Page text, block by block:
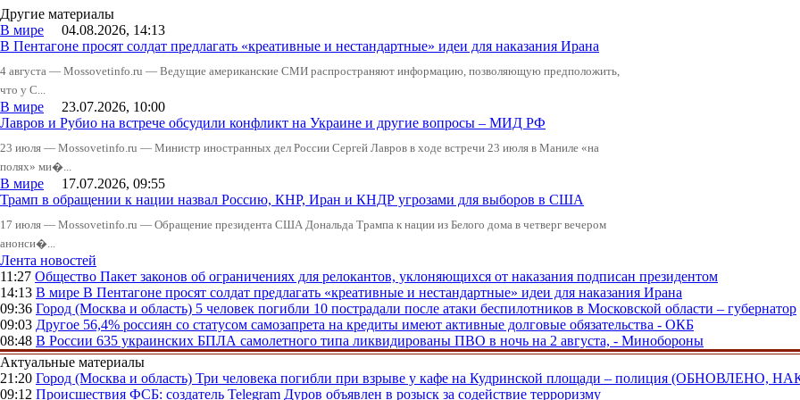
Другие материалы
В мире 04.08.2026, 14:13
В Пентагоне просят солдат предлагать «креативные и нестандартные» идеи для наказания Ирана
4 августа — Mossovetinfo.ru — Ведущие американские СМИ распространяют информацию, позволяющую предположить,
что у С...
В мире 23.07.2026, 10:00
Лавров и Рубио на встрече обсудили конфликт на Украине и другие вопросы – МИД РФ
23 июля — Mossovetinfo.ru — Министр иностранных дел России Сергей Лавров в ходе встречи 23 июля в Маниле «на
полях» ми�...
В мире 17.07.2026, 09:55
Трамп в обращении к нации назвал Россию, КНР, Иран и КНДР угрозами для выборов в США
17 июля — Mossovetinfo.ru — Обращение президента США Дональда Трампа к нации из Белого дома в четверг вечером
анонси�...
Лента новостей
11:27 Общество Пакет законов об ограничениях для релокантов, уклоняющихся от наказания подписан президентом
14:13 В мире В Пентагоне просят солдат предлагать «креативные и нестандартные» идеи для наказания Ирана
09:36 Город (Москва и область) 5 человек погибли 10 пострадали после атаки беспилотников в Московской области – губернатор
09:03 Другое 56,4% россиян со статусом самозапрета на кредиты имеют активные долговые обязательства - ОКБ
08:48 В России 635 украинских БПЛА самолетного типа ликвидированы ПВО в ночь на 2 августа, - Минобороны
Актуальные материалы
21:20 Город (Москва и область) Три человека погибли при взрыве у кафе на Кудринской площади – полиция (ОБНОВЛЕНО,
09:12 Происшествия ФСБ: создатель Telegram Дуров объявлен в розыск за содействие терроризму